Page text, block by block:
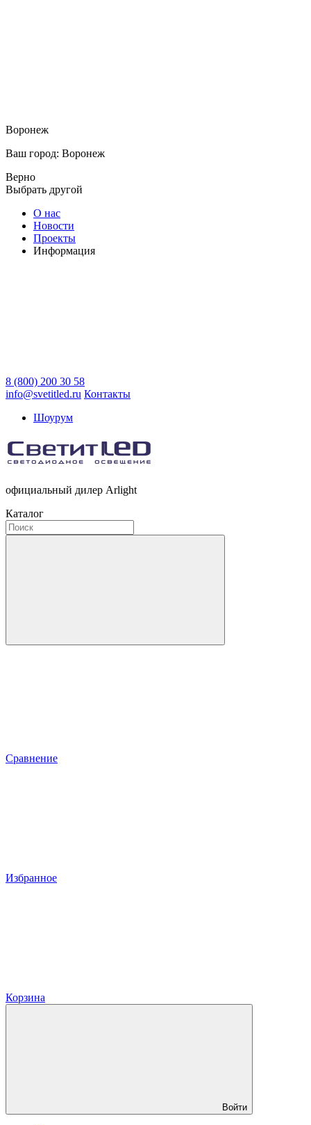
Воронеж
Ваш город: Воронеж
Верно
Выбрать другой
О нас
Новости
Проекты
Информация
8 (800) 200 30 58
info@svetitled.ru Контакты
Шоурум
официальный дилер Arlight
Каталог
Сравнение
Избранное
Корзина
Войти